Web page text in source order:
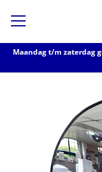
Maandag t/m zaterdag